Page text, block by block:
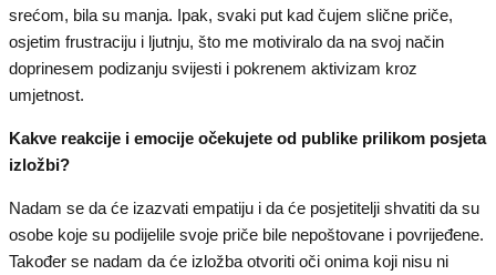
srećom, bila su manja. Ipak, svaki put kad čujem slične priče,
osjetim frustraciju i ljutnju, što me motiviralo da na svoj način
doprinesem podizanju svijesti i pokrenem aktivizam kroz
umjetnost.
Kakve reakcije i emocije očekujete od publike prilikom posjeta
izložbi?
Nadam se da će izazvati empatiju i da će posjetitelji shvatiti da su
osobe koje su podijelile svoje priče bile nepoštovane i povrijeđene.
Također se nadam da će izložba otvoriti oči onima koji nisu ni